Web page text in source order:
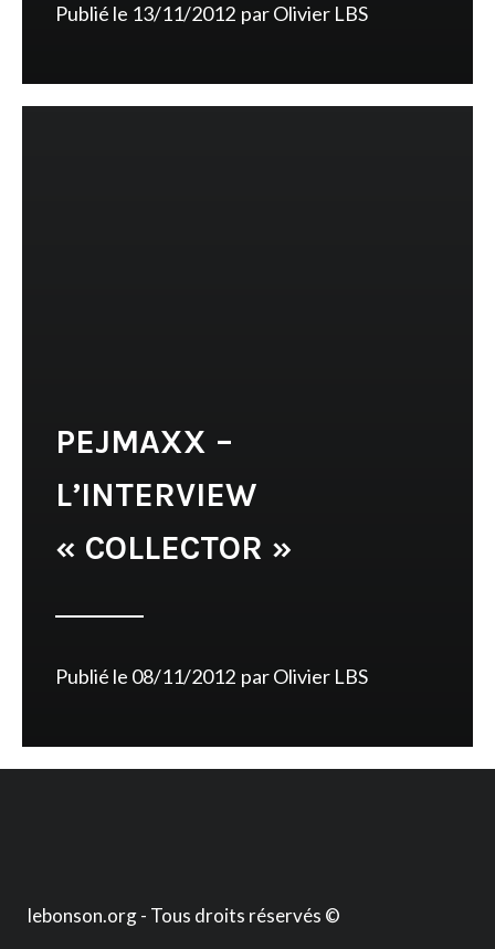
Publié le 13/11/2012 parOlivier LBS
PEJMAXX –
L’INTERVIEW
« COLLECTOR »
Publié le 08/11/2012 parOlivier LBS
lebonson.org - Tous droits réservés ©